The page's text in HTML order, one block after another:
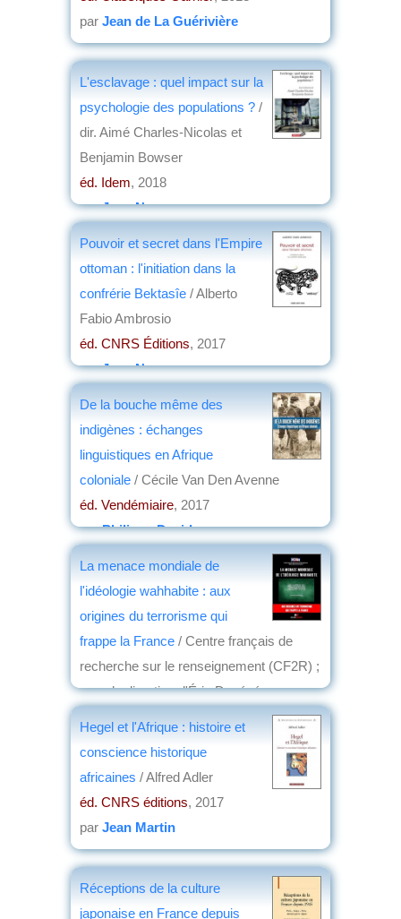
par Jean de La Guérivière
L'esclavage : quel impact sur la
psychologie des populations ? /
dir. Aimé Charles-Nicolas et
Benjamin Bowser
éd. Idem, 2018
parJean Nemo
Pouvoir et secret dans l'Empire
ottoman : l'initiation dans la
confrérie Bektasîe / Alberto
Fabio Ambrosio
éd. CNRS Éditions, 2017
parJean Nemo
De la bouche même des
indigènes : échanges
linguistiques en Afrique
coloniale / Cécile Van Den Avenne
éd. Vendémiaire, 2017
parPhilippe David
La menace mondiale de
l'idéologie wahhabite : aux
origines du terrorisme qui
frappe la France / Centre français de
recherche sur le renseignement (CF2R) ;
sous la direction d'Éric Denécé
Hegel et l'Afrique : histoire et
conscience historique
africaines / Alfred Adler
éd. CNRS éditions, 2017
par Jean Martin
Réceptions de la culture
japonaise en France depuis